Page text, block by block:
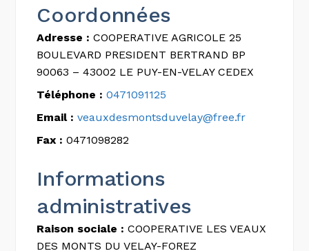
Coordonnées
Adresse : COOPERATIVE AGRICOLE 25
BOULEVARD PRESIDENT BERTRAND BP
90063 – 43002 LE PUY-EN-VELAY CEDEX
Téléphone : 0471091125
Email : veauxdesmontsduvelay@free.fr
Fax : 0471098282
Informations
administratives
Raison sociale : COOPERATIVE LES VEAUX
DES MONTS DU VELAY-FOREZ